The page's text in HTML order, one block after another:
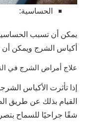
الحساسية:
يمكن أن تسبب
أكياس الشرج ويمكن أن
علاج أمراض الشرج في
إذا تأثرت الأكياس
القيام بذلك عن طريق
شقًا جراحيًا للسماح